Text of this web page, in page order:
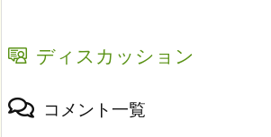
ディスカッション
コメント一覧